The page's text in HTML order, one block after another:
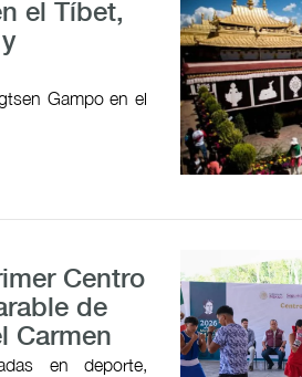
el Tíbet,
Gampo en el
Centro
de
Carmen
en deporte,